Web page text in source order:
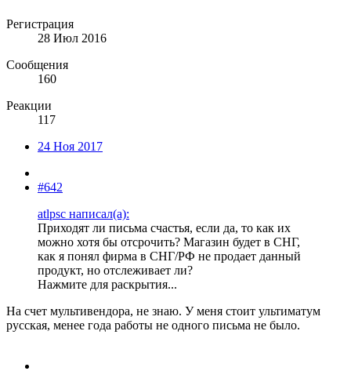
Регистрация
28 Июл 2016
Сообщения
160
Реакции
117
24 Ноя 2017
#642
atlpsc написал(а):
Приходят ли письма счастья, если да, то как их
можно хотя бы отсрочить? Магазин будет в СНГ,
как я понял фирма в СНГ/РФ не продает данный
продукт, но отслеживает ли?
Нажмите для раскрытия...
На счет мультивендора, не знаю. У меня стоит ультиматум
русская, менее года работы не одного письма не было.